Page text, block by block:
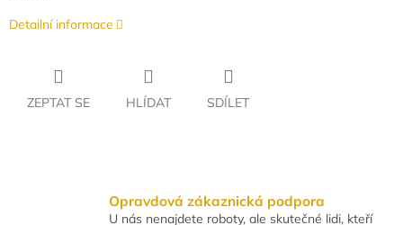
Detailní informace
ZEPTAT SE HLÍDAT SDÍLET
Opravdová zákaznická podpora
U nás nenajdete roboty, ale skutečné lidi, kteří